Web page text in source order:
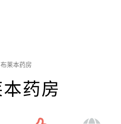
布莱本药房
药房